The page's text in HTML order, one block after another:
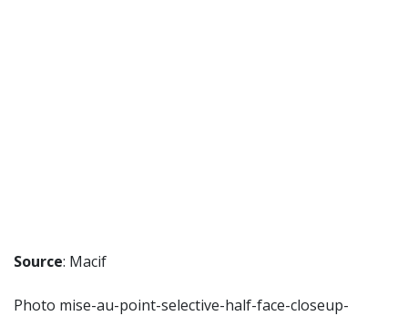
Source: Macif
Photo mise-au-point-selective-half-face-closeup-